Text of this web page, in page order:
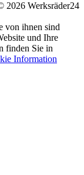
2026 Werksräder24
von ihnen sind
und Ihre
finden Sie in
Information